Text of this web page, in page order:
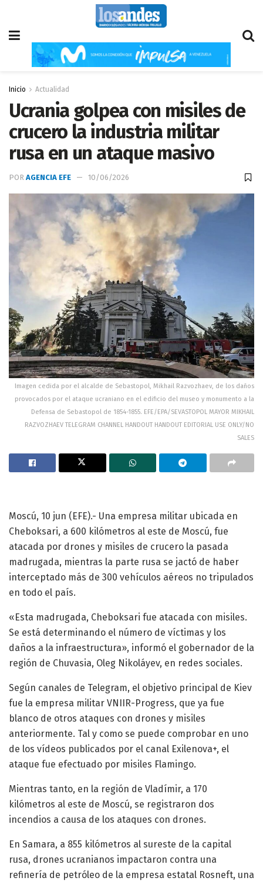
Inicio Actualidad
Ucrania golpea con misiles de
crucero la industria militar
rusa en un ataque masivo
POR AGENCIA EFE 10/06/2026
Imagen cedida por el alcalde de Sebastopol, Mikhail Razvozhaev, de los daños
provocados por el ataque ucraniano en el edificio del museo y monumento a la
Defensa de Sebastopol de 1854-1855. EFE/EPA/SEVASTOPOL MAYOR MIKHAIL
RAZVOZHAEV TELEGRAM CHANNEL HANDOUT HANDOUT EDITORIAL USE ONLY/NO
SALES
Moscú, 10 jun (EFE).- Una empresa militar ubicada en
Cheboksari, a 600 kilómetros al este de Moscú, fue
atacada por drones y misiles de crucero la pasada
madrugada, mientras la parte rusa se jactó de haber
interceptado más de 300 vehículos aéreos no tripulados
en todo el país.
«Esta madrugada, Cheboksari fue atacada con misiles.
Se está determinando el número de víctimas y los
daños a la infraestructura», informó el gobernador de la
región de Chuvasia, Oleg Nikoláyev, en redes sociales.
Según canales de Telegram, el objetivo principal de Kiev
fue la empresa militar VNIIR-Progress, que ya fue
blanco de otros ataques con drones y misiles
anteriormente. Tal y como se puede comprobar en uno
de los vídeos publicados por el canal Exilenova+, el
ataque fue efectuado por misiles Flamingo.
Mientras tanto, en la región de Vladímir, a 170
kilómetros al este de Moscú, se registraron dos
incendios a causa de los ataques con drones.
En Samara, a 855 kilómetros al sureste de la capital
rusa, drones ucranianos impactaron contra una
refinería de petróleo de la empresa estatal Rosneft, una